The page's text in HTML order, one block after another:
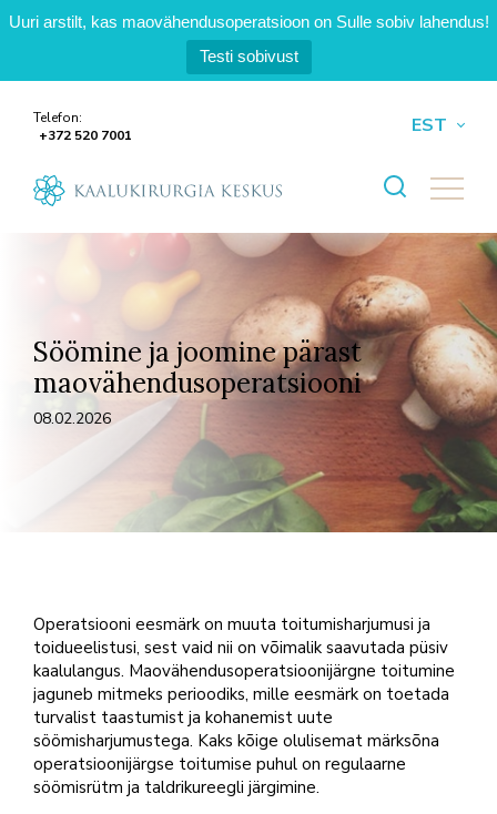
Uuri arstilt, kas maovähendusoperatsioon on Sulle sobiv lahendus!
Testi sobivust
Telefon:
+372 520 7001
EST
Open
Söömine ja joomine pärast
maovähendusoperatsiooni
08.02.2026
Operatsiooni eesmärk on muuta toitumisharjumusi ja
toidueelistusi, sest vaid nii on võimalik saavutada püsiv
kaalulangus. Maovähendusoperatsioonijärgne toitumine
jaguneb mitmeks perioodiks, mille eesmärk on toetada
turvalist taastumist ja kohanemist uute
söömisharjumustega. Kaks kõige olulisemat märksõna
operatsioonijärgse toitumise puhul on regulaarne
söömisrütm ja taldrikureegli järgimine.